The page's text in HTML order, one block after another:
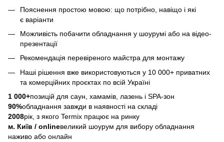
Пояснення простою мовою: що потрібно, навіщо і які
є варіанти
Можливість побачити обладнання у шоурумі або на відео-
презентації
Рекомендація перевіреного майстра для монтажу
Наші рішення вже використовуються у 10 000+ приватних
та комерційних проєктах по всій Україні
1 000+позицій для саун, хамамів, лазень і SPA-зон
90%обладнання завжди в наявності на складі
2008рік, з якого Termix працює на ринку
м. Київ / onlineвеликий шоурум для вибору обладнання
наживо або онлайн